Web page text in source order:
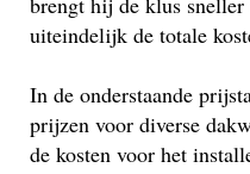
uiteindelijk de totale
In de onderstaande
prijzen voor diverse
de kosten voor het